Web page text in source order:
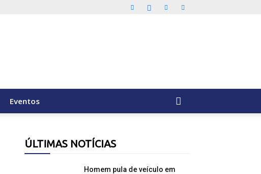
Eventos
ÚLTIMAS NOTÍCIAS
Homem pula de veículo em